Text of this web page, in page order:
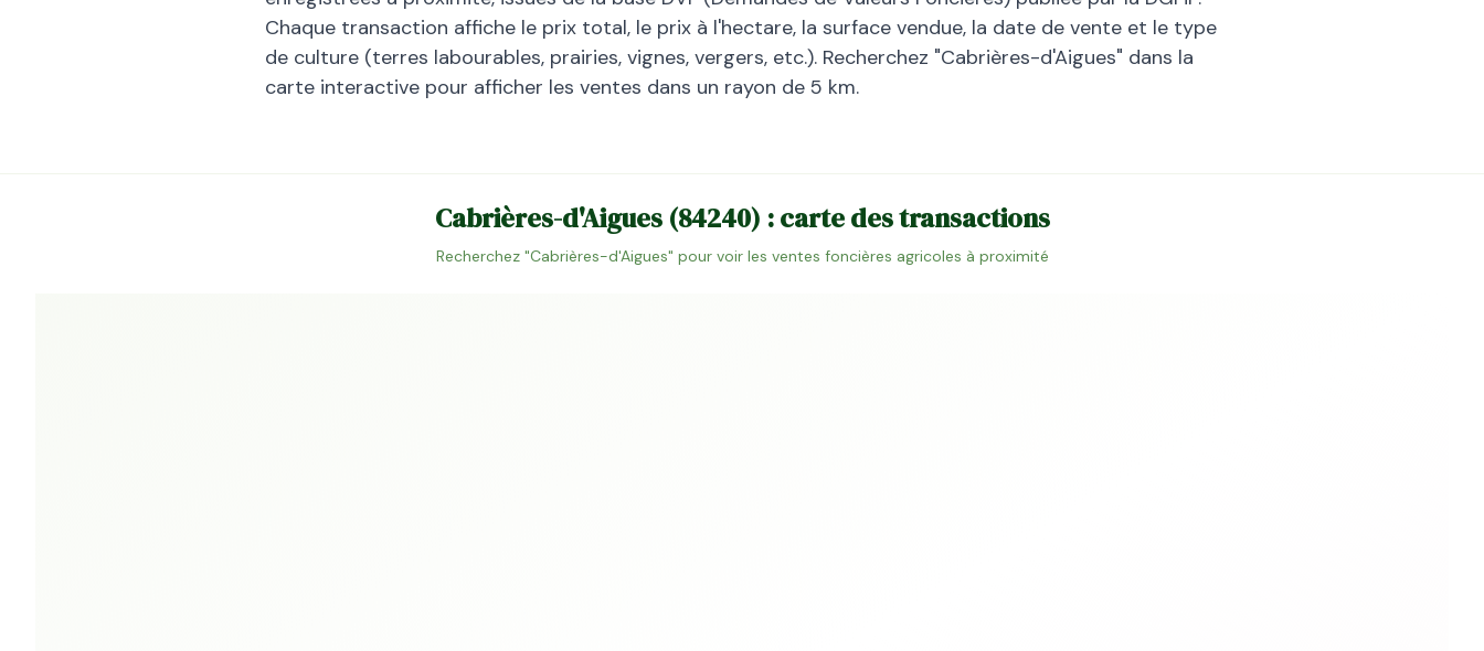
Chaque transaction affiche le prix total, le prix à l'hectare, la surface vendue, la date de vente et le type
de culture (terres labourables, prairies, vignes, vergers, etc.). Recherchez "Cabrières-d'Aigues" dans la
carte interactive pour afficher les ventes dans un rayon de 5 km.
Cabrières-d'Aigues(84240) : carte des transactions
Recherchez "Cabrières-d'Aigues" pour voir les ventes foncières agricoles à proximité